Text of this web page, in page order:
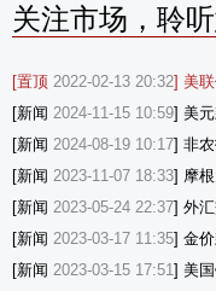
关注市场，聆
[置顶 2022-02-13 20:32] 美联
[新闻 2024-11-15 10:59] 美元飙
[新闻 2024-08-19 10:17] 非农报
[新闻 2023-11-07 18:33] 摩根大通
[新闻 2023-05-24 22:37] 外汇交易
[新闻 2023-03-17 11:35] 金价飙
[新闻 2023-03-15 17:51] 美国银行